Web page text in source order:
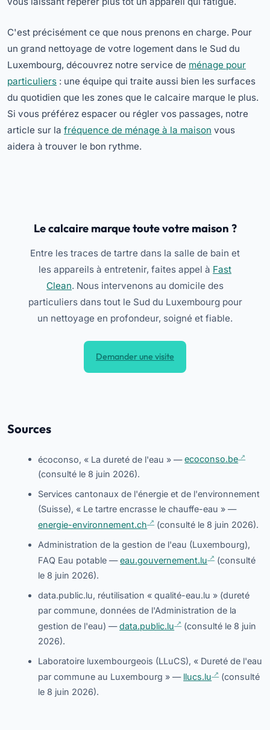
C'est précisément ce que nous prenons en charge. Pour
un grand nettoyage de votre logement dans le Sud du
Luxembourg, découvrez notre service de ménage pour
particuliers : une équipe qui traite aussi bien les surfaces
du quotidien que les zones que le calcaire marque le plus.
Si vous préférez espacer ou régler vos passages, notre
article sur la fréquence de ménage à la maison vous
aidera à trouver le bon rythme.
Le calcaire marque toute votre maison ?
Entre les traces de tartre dans la salle de bain et
les appareils à entretenir, faites appel à Fast
Clean. Nous intervenons au domicile des
particuliers dans tout le Sud du Luxembourg pour
un nettoyage en profondeur, soigné et fiable.
Demander une visite
Sources
écoconso, « La dureté de l'eau » —ecoconso.be
(consulté le 8 juin 2026).
Services cantonaux de l'énergie et de l'environnement
(Suisse), « Le tartre encrasse le chauffe-eau » —
energie-environnement.ch
(consulté le 8 juin 2026).
Administration de la gestion de l'eau (Luxembourg),
FAQ Eau potable —eau.gouvernement.lu
(consulté
le 8 juin 2026).
data.public.lu, réutilisation « qualité-eau.lu » (dureté
par commune, données de l'Administration de la
gestion de l'eau) —data.public.lu
(consulté le 8 juin
2026).
Laboratoire luxembourgeois (LLuCS), « Dureté de l'eau
par commune au Luxembourg » — llucs.lu
(consulté
le 8 juin 2026).